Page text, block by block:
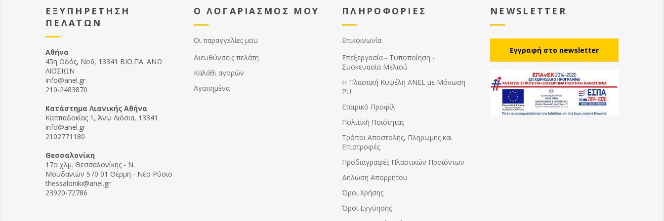
ΕΞΥΠΗΡΕΤΗΣΗ
ΠΕΛΑΤΩΝ
Αθήνα
45η Οδός, Νο6, 13341 ΒΙΟ.ΠΑ. ΑΝΩ
ΛΙΟΣΙΩΝ
info@anel.gr
210-2483870
Kατάστημα Λιανικής Αθήνα
Καππαδοκίας 1, Άνω Λιόσια, 13341
info@anel.gr
2102771180
Θεσσαλονίκη
17ο χλμ. Θεσσαλονίκης - Ν.
Μουδανιών 570 01 Θέρμη - Νέο Ρύσιο
thessaloniki@anel.gr
23920-72786
Ο ΛΟΓΑΡΙΑΣΜΟΣ ΜΟΥ
Οι παραγγελίες μου
Διευθύνσεις πελάτη
Καλάθι αγορών
Αγαπημένα
ΠΛΗΡΟΦΟΡΙΕΣ
Επικοινωνία
Επεξεργασία - Τυποποίηση -
Συσκευασία Μελιού
Η Πλαστική Κυψέλη ANEL με Μόνωση
PU
Εταιρικό Προφίλ
Πολιτική Ποιότητας
Τρόποι Αποστολής, Πληρωμής και
Επιστροφές
Προδιαγραφές Πλαστικών Προϊόντων
Δήλωση Απορρήτου
Όροι Χρήσης
Όροι Εγγύησης
NEWSLETTER
Eγγραφή στο newsletter